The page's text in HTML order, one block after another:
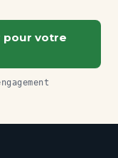
pour votre